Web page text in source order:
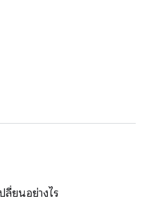
ลี่ยนอย่างไร